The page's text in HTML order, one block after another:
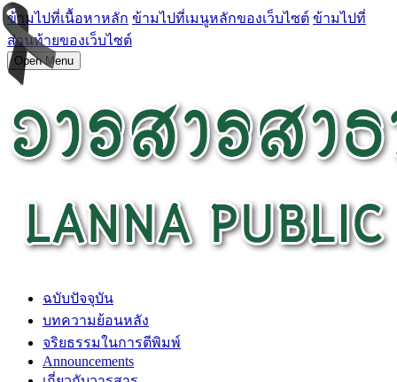
ข้ามไปที่เนื้อหาหลัก ข้ามไปที่เมนูหลักของเว็บไซต์ ข้ามไปที่
ส่วนท้ายของเว็บไซต์
Open Menu
ฉบับปัจจุบัน
บทความย้อนหลัง
จริยธรรมในการตีพิมพ์
Announcements